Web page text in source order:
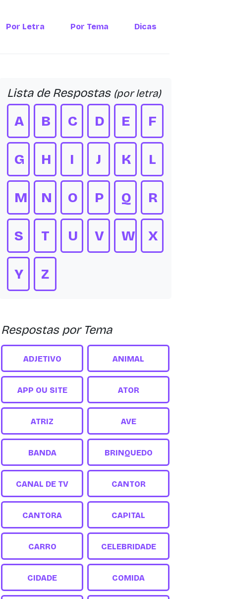
Por Letra Por Tema Dicas
Lista de Respostas (por letra)
A B C D E F
G H I J K L
M N O P Q R
S T U V W X
Y Z
Respostas por Tema
ADJETIVO ANIMAL
APP OU SITE ATOR
ATRIZ AVE
BANDA BRINQUEDO
CANAL DE TV CANTOR
CANTORA CAPITAL
CARRO CELEBRIDADE
CIDADE COMIDA